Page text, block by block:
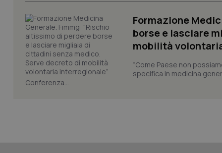
Formazione
borse e lasciare
mobilità
“Come Paese non
specifica in medicina
Conferenza...
PHPSESSID